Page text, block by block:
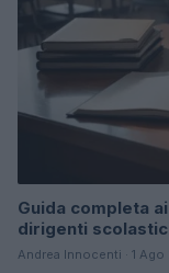
Guida completa
dirigenti
Andrea Innocenti · 1